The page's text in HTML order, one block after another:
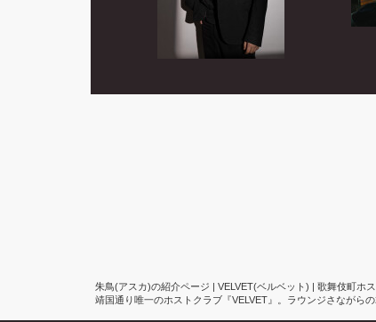
朱鳥(アスカ)の紹介ページ | VELVET(ベルベット) | 歌舞伎町ホ
靖国通り唯一のホストクラブ『VELVET』。ラウンジさながら